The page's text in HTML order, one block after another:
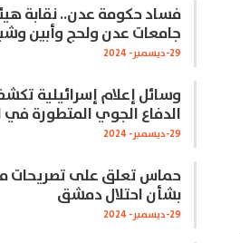
فساد حكومة عدن.. نقابة
جامعات عدن ولحج وأبين
29-ديسمبر- 2024
وسائل إعلام إسرائيلية
الدفاع الجوي المتطورة
29-ديسمبر- 2024
حماس تعلق على تصريحات
بشأن احتلال دمشق
29-ديسمبر- 2024